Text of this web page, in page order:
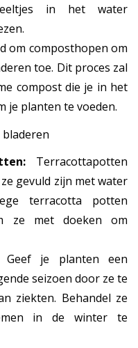
in het water
om composthopen om
toe. Dit proces zal
compost die je in het
je planten te voeden.
Terracottapotten
gevuld zijn met water
terracotta potten
ze met doeken om
je planten een
seizoen door ze te
ziekten. Behandel ze
in de winter te